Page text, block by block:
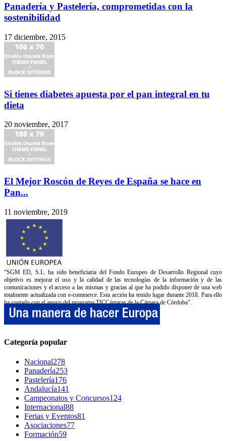
Panadería y Pastelería, comprometidas con la
sostenibilidad
17 diciembre, 2015
Si tienes diabetes apuesta por el pan integral en tu
dieta
20 noviembre, 2017
El Mejor Roscón de Reyes de España se hace en
Pan...
11 noviembre, 2019
“SGM ED, S.L. ha sido beneficiaria del Fondo Europeo de Desarrollo Regional cuyo
objetivo es mejorar el uso y la calidad de las tecnologías de la información y de las
comunicaciones y el acceso a las mismas y gracias al que ha podido disponer de una web
totalmente actualizada con e-commerce. Esta acción ha tenido lugar durante 2018. Para ello
ha contado con el apoyo del programa TICCámaras de la Cámara de Córdoba”.
Categoría popular
Nacional278
Panadería253
Pastelería176
Andalucía141
Campeonatos y Concursos124
Internacional88
Ferias y Eventos81
Asociaciones77
Formación59